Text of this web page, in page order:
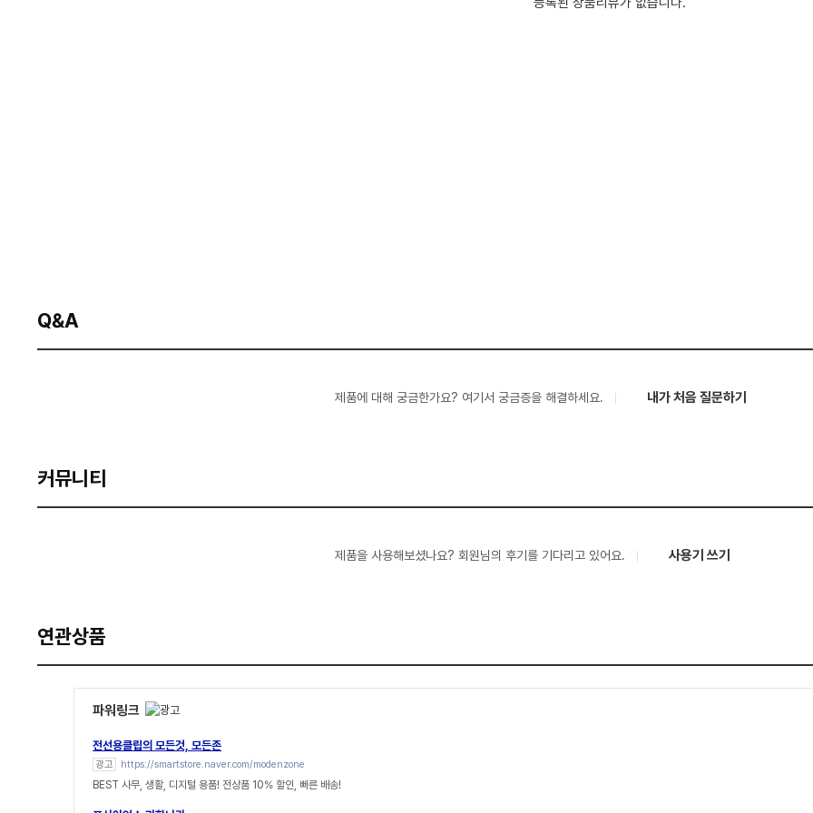
Q&A
제품에 대해 궁금한가요? 여기서 궁금증을 해결하세요. 내가 처음 질문하기
커뮤니티
제품을 사용해보셨나요? 회원님의 후기를 기다리고 있어요. 사용기 쓰기
연관상품
파워링크
전선용클립의 모든것, 모든존
광고 https://smartstore.naver.com/modenzone
BEST 사무, 생활, 디지털 용품! 전상품 10% 할인, 빠른 배송!